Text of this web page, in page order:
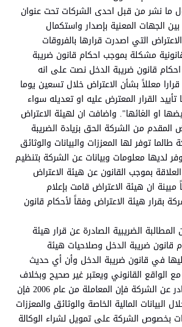
ما نشر من قبل احدى الشركات تحت عنوان
الجهات المعنية بإصدار واستكمال
التي اصدرت قرارها بالفروقات
مشكلة بموجب احكام قانون ضريبة
قانون ضريبة الدخل نصت على انه
معللاً بشأن الاعتراض خلال تسعين يوما
القرار المعترض عليه او تعديله سواء
او الغائها". واضافت ان لهيئة الاعتراض
المقدم من الشركة الحق بزيادة الضريبة
توفر لها المعززات والبيانات والوثائق
لديها معلومات وبيانات عن الشركة بتنظيم
بموجب القانون عن هيئة الاعتراض
مبينة ان هيئة الاعتراض قامت بإعلام
بقرار هيئة الاعتراض وفقاً لأحكام قانون
المطالبة الضريبية الصادرة عن قرار هيئة
قانون ضريبة الدخل وصلاحيات هيئة
في قانون ضريبة الدخل وأن أي حديث
الواقع القانوني ويعتبر غير صحيح وبخلاف
ما جاء في البيان الصادر عن الشركة فإن المعاملة من عام 2006 فإن
البيانات المالية الخاصة والوثائق والمعززات
بخصوص الشركة على تمويل لشراء الوكالة